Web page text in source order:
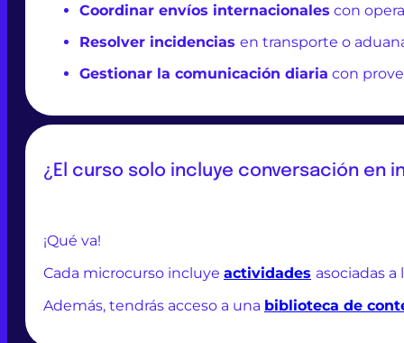
Coordinar envíos internacionales con
Resolver incidencias en transporte o
Gestionar la comunicación diaria con
¿El curso solo incluye conversación en
¡Qué va!
Cada microcurso incluye actividades asociadas
Además, tendrás acceso a una biblioteca de